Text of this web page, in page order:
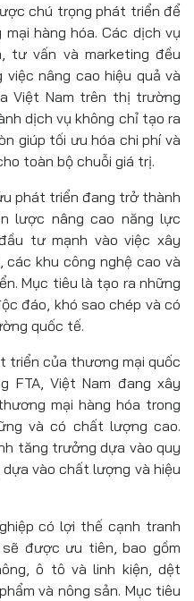
chú trọng phát triển để
hàng hóa. Các dịch vụ
tư vấn và marketing đều
nâng cao hiệu quả và
Việt Nam trên thị trường
dịch vụ không chỉ tạo ra
giúp tối ưu hóa chi phí và
toàn bộ chuỗi giá trị.
phát triển đang trở thành
lược nâng cao năng lực
tư mạnh vào việc xây
các khu công nghệ cao và
Mục tiêu là tạo ra những
đáo, khó sao chép và có
quốc tế.
triển của thương mại quốc
Việt Nam đang xây
mại hàng hóa trong
và có chất lượng cao.
tăng trưởng dựa vào quy
vào chất lượng và hiệu
có lợi thế cạnh tranh
được ưu tiên, bao gồm
ô tô và linh kiện, dệt
và nông sản. Mục tiêu